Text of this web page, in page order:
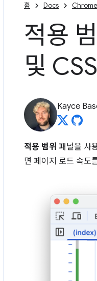
홈 Docs
적용
및
Kayce
적용 범위 패널을 사
면 페이지 로드 속도